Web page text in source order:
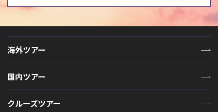
海外ツアー
国内ツアー
クルーズツアー